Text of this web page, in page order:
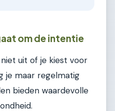
om de intentie
uit of je kiest voor
je maar regelmatig
bieden waardevolle